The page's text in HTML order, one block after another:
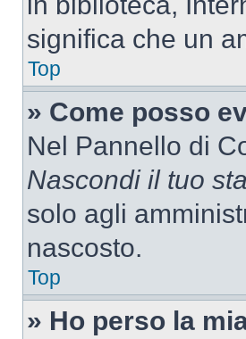
significa che un
Top
» Come posso
Nel Pannello di
Nascondi il tuo
solo agli
nascosto.
Top
» Ho perso la